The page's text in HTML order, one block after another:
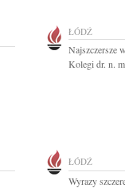
ŁÓDŹ
Najszczersze
Kolegi dr. n.
ŁÓDŹ
Wyrazy